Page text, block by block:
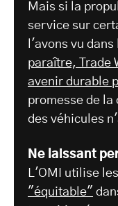
Mais si la
service sur
l'avons vu
paraître, Trade
avenir durable
promesse de la
des véhicules
Ne laissant
L'OMI utilise
"équitable"